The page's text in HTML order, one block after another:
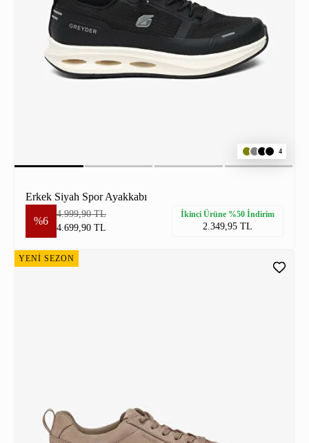
4
Erkek Siyah Spor Ayakkabı
%6
4.999,90 TL
4.699,90 TL
İkinci Ürüne %50 İndirim
2.349,95 TL
YENİ SEZON